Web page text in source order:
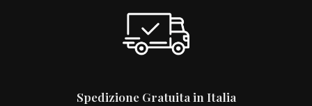
Spedizione Gratuita in Italia